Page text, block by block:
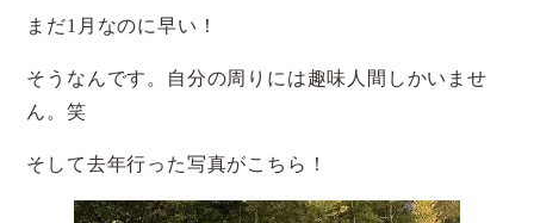
まだ1月なのに早い！
そうなんです。自分の周りには趣味人間しかいませ
ん。笑
そして去年行った写真がこちら！